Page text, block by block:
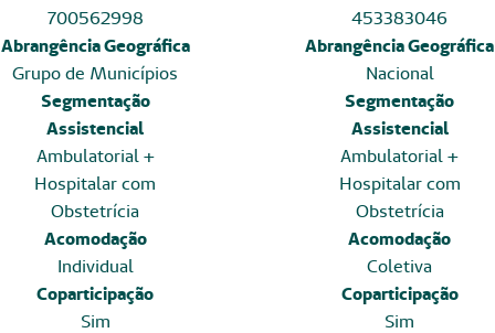
700562998
Abrangência Geográfica
Grupo de Municípios
Segmentação
Assistencial
Ambulatorial +
Hospitalar com
Obstetrícia
Acomodação
Individual
Coparticipação
Sim
453383046
Abrangência Geográfica
Nacional
Segmentação
Assistencial
Ambulatorial +
Hospitalar com
Obstetrícia
Acomodação
Coletiva
Coparticipação
Sim